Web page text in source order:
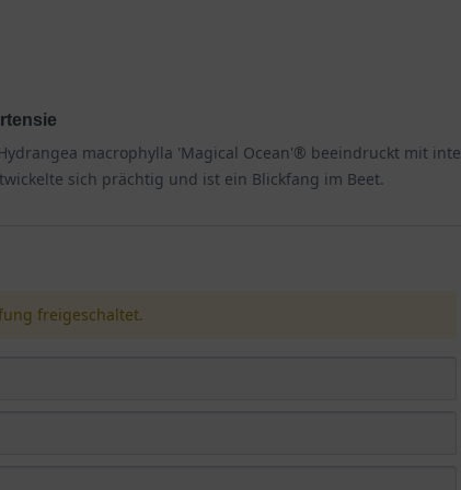
macrophylla 'Magical Ocean'® beeindruckt mit
sich prächtig und ist ein Blickfang im Beet.
freigeschaltet.